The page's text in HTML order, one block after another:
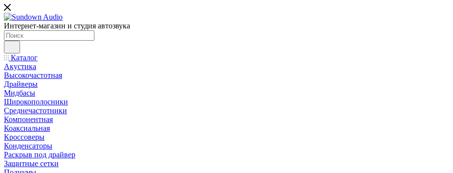
Интернет-магазин и студия автозвука
Каталог
Акустика
Высокочастотная
Драйверы
Мидбасы
Широкополосники
Среднечастотники
Компонентная
Коаксиальная
Кроссоверы
Конденсаторы
Раскрыв под драйвер
Защитные сетки